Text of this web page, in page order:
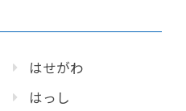
はせがわ
はっし